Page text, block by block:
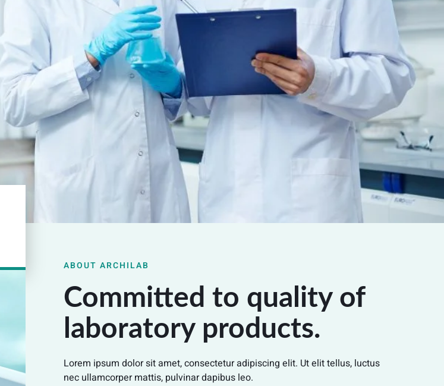
ABOUT ARCHILAB
Committed to quality of
laboratory products.
Lorem ipsum dolor sit amet, consectetur adipiscing elit. Ut elit tellus, luctus
nec ullamcorper mattis, pulvinar dapibus leo.